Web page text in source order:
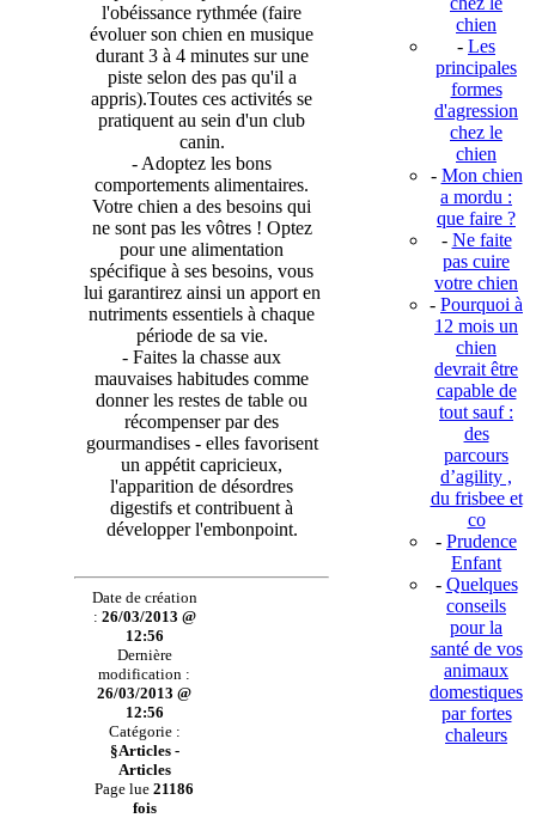
l'obéissance rythmée (faire
évoluer son chien en musique
durant 3 à 4 minutes sur une
piste selon des pas qu'il a
appris).Toutes ces activités se
pratiquent au sein d'un club
canin.
- Adoptez les bons
comportements alimentaires.
Votre chien a des besoins qui
ne sont pas les vôtres ! Optez
pour une alimentation
spécifique à ses besoins, vous
lui garantirez ainsi un apport en
nutriments essentiels à chaque
période de sa vie.
- Faites la chasse aux
mauvaises habitudes comme
donner les restes de table ou
récompenser par des
gourmandises - elles favorisent
un appétit capricieux,
l'apparition de désordres
digestifs et contribuent à
développer l'embonpoint.
Date de création
: 26/03/2013 @
12:56
Dernière
modification :
26/03/2013 @
12:56
Catégorie :
§Articles -
Articles
Page lue21186
fois
chien
- Les
principales
formes
d'agression
chez le
chien
- Mon chien
a mordu :
que faire ?
- Ne faite
pas cuire
votre chien
- Pourquoi à
12 mois un
chien
devrait être
capable de
tout sauf :
des
parcours
d’agility ,
du frisbee et
co
- Prudence
Enfant
- Quelques
conseils
pour la
santé de vos
animaux
domestiques
par fortes
chaleurs